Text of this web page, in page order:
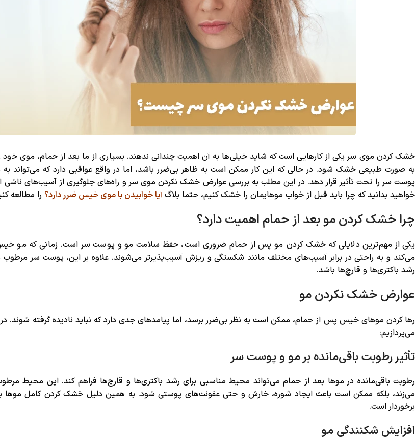
خشک کردن موی سر یکی از کارهایی است که شاید خیلی‌ها به آن اهمیت چندانی ندهند. بسیاری از ما بعد از حمام، موی خود
به صورت طبیعی خشک شود. در حالی که این کار ممکن است به ظاهر بی‌ضرر باشد، اما در واقع عواقبی دارد که می‌تواند
پوست سر را تحت تأثیر قرار دهد. در این مطلب به بررسی عوارض خشک نکردن موی سر و راه‌های جلوگیری از آسیب‌های ناشی
خواهید بدانید که چرا باید قبل از خواب موهایمان را خشک کنیم، حتما بلاگ آیا خوابیدن با موی خیس ضرر دارد؟ را مطالعه
چرا خشک کردن مو بعد از حمام اهمیت دارد؟
یکی از مهم‌ترین دلایلی که خشک کردن مو پس از حمام ضروری است، حفظ سلامت مو و پوست سر است. زمانی که مو خیس
می‌کند و به راحتی در برابر آسیب‌های مختلف مانند شکستگی و ریزش آسیب‌پذیرتر می‌شوند. علاوه بر این، پوست سر
رشد باکتری‌ها و قارچ‌ها باشد.
عوارض خشک نکردن مو
رها کردن موهای خیس پس از حمام، ممکن است به نظر بی‌ضرر برسد، اما پیامدهای جدی دارد که نباید نادیده گرفته شوند.
می‌پردازیم:
تأثیر رطوبت باقی‌مانده بر مو و پوست سر
رطوبت باقی‌مانده در موها بعد از حمام می‌تواند محیط مناسبی برای رشد باکتری‌ها و قارچ‌ها فراهم کند. این محیط
می‌زند، بلکه ممکن است باعث ایجاد شوره، خارش و حتی عفونت‌های پوستی شود. به همین دلیل خشک کردن کامل موها
برخوردار است.
افزایش شکنندگی مو